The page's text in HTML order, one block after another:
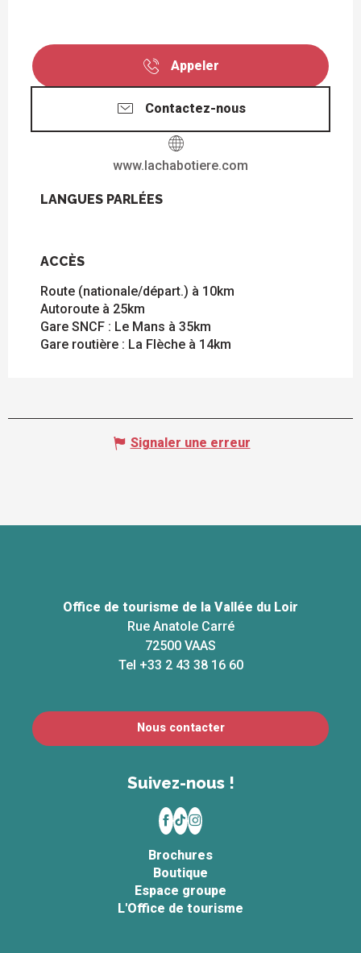
Appeler
Contactez-nous
www.lachabotiere.com
LANGUES PARLÉES
LANGUES PARLÉES
ACCÈS
ACCÈS
Route (nationale/départ.) à 10km
Autoroute à 25km
Gare SNCF : Le Mans à 35km
Gare routière : La Flèche à 14km
Signaler une erreur
Office de tourisme de la Vallée du Loir
Rue Anatole Carré
72500 VAAS
Tel +33 2 43 38 16 60
Nous contacter
Suivez-nous !
Brochures
Boutique
Espace groupe
L'Office de tourisme